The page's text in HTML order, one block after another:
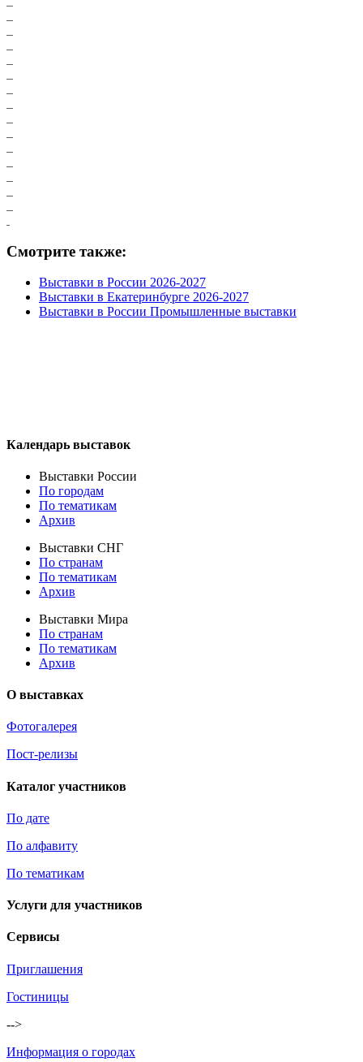
Смотрите также:
Выставки в России 2026-2027
Выставки в Екатеринбурге 2026-2027
Выставки в России Промышленные выставки
Календарь выставок
Выставки России
По городам
По тематикам
Архив
Выставки СНГ
По странам
По тематикам
Архив
Выставки Мира
По странам
По тематикам
Архив
О выставках
Фотогалерея
Пост-релизы
Каталог участников
По дате
По алфавиту
По тематикам
Услуги для участников
Сервисы
Приглашения
Гостиницы
-->
Информация о городах